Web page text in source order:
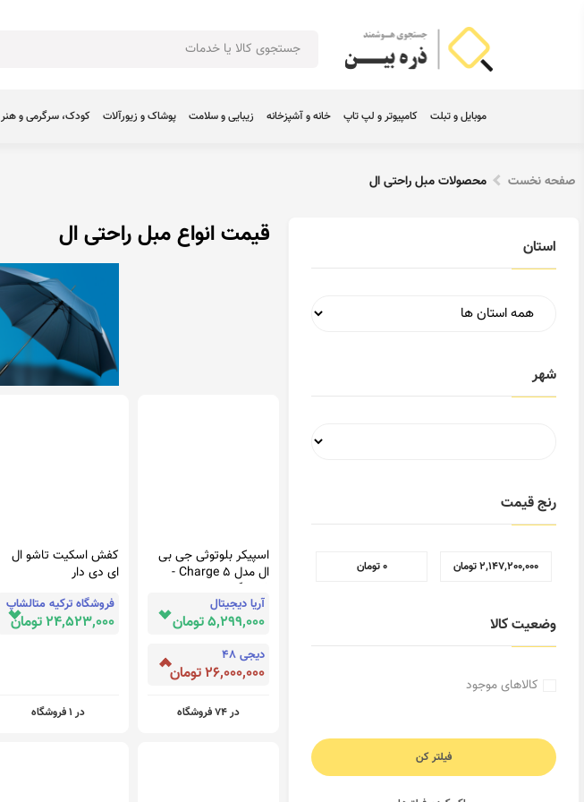
موبایل و تبلت کامپیوتر و لپ تاپ خانه و آشپزخانه زیبایی و سلامت پوشاک و زیورآلات کودک، سرگرمی و هنر
صفحه نخست محصولات مبل راحتی ال
استان
شهر
رنج قیمت
وضعیت کالا
قیمت انواع مبل راحتی ال
اسپیکر بلوتوثی جی بی
ال مدل Charge 5 -
فروشگاه اینترنتی
پانیباکس
آریا دیجیتال
5,299,000 تومان
دیجی 48
26,000,000 تومان
در 74 فروشگاه
کفش اسکیت تاشو ال
ای دی دار
فروشگاه ترکیه متالشاپ
24,523,000 تومان
در 1 فروشگاه